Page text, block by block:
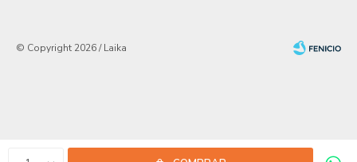
© Copyright 2026 / Laika